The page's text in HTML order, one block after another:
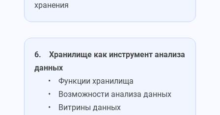
хранения
6. Хранилище как инструмент анализа
данных
• Функции хранилища
• Возможности анализа данных
• Витрины данных